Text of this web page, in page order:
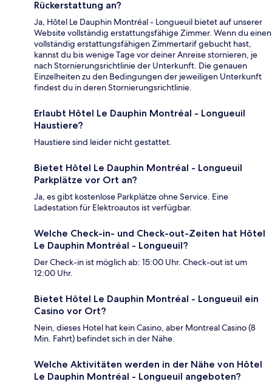
Rückerstattung an?
Ja, Hôtel Le Dauphin Montréal - Longueuil bietet auf unserer
Website vollständig erstattungsfähige Zimmer. Wenn du einen
vollständig erstattungsfähigen Zimmertarif gebucht hast,
kannst du bis wenige Tage vor deiner Anreise stornieren, je
nach Stornierungsrichtlinie der Unterkunft. Die genauen
Einzelheiten zu den Bedingungen der jeweiligen Unterkunft
findest du in deren Stornierungsrichtlinie.
Erlaubt Hôtel Le Dauphin Montréal - Longueuil
Haustiere?
Haustiere sind leider nicht gestattet.
Bietet Hôtel Le Dauphin Montréal - Longueuil
Parkplätze vor Ort an?
Ja, es gibt kostenlose Parkplätze ohne Service. Eine
Ladestation für Elektroautos ist verfügbar.
Welche Check-in- und Check-out-Zeiten hat Hôtel
Le Dauphin Montréal - Longueuil?
Der Check-in ist möglich ab: 15:00 Uhr. Check-out ist um
12:00 Uhr.
Bietet Hôtel Le Dauphin Montréal - Longueuil ein
Casino vor Ort?
Nein, dieses Hotel hat kein Casino, aber Montreal Casino (8
Min. Fahrt) befindet sich in der Nähe.
Welche Aktivitäten werden in der Nähe von Hôtel
Le Dauphin Montréal - Longueuil angeboten?